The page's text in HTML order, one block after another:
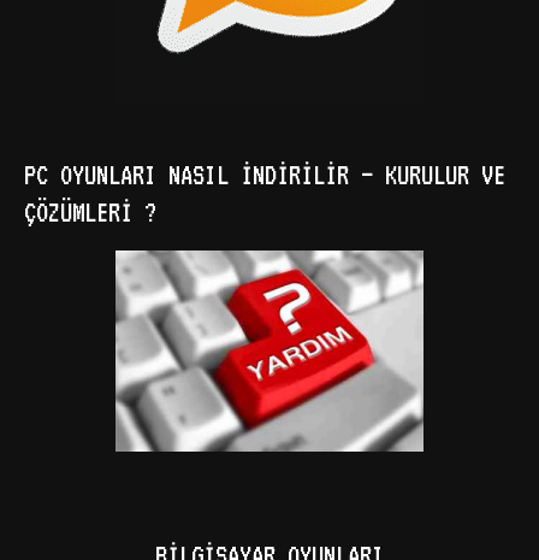
PC OYUNLARI NASIL İNDIRILIR – KURULUR VE
ÇÖZÜMLERI ?